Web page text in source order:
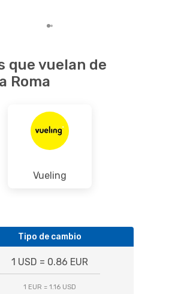
que vuelan de
Roma
Vueling
Tipo de cambio
1 USD = 0.86 EUR
1 EUR = 1.16 USD